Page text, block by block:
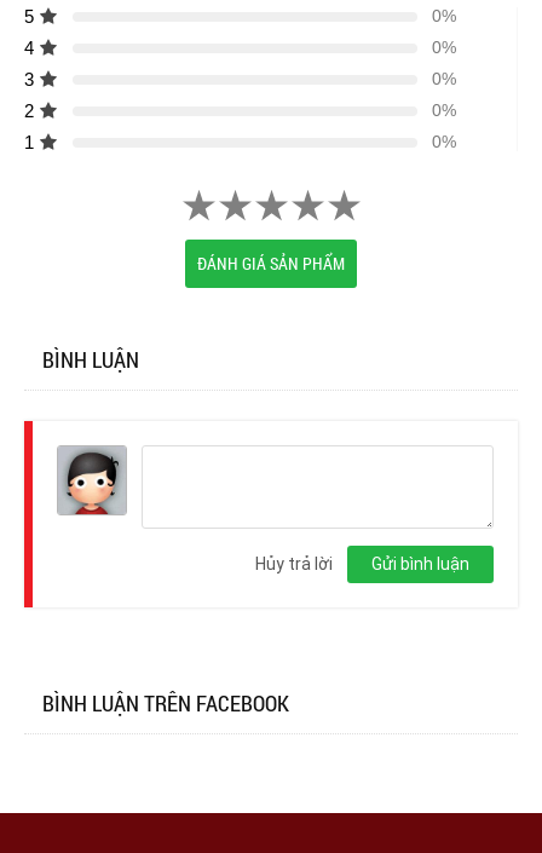
5 0%
4 0%
3 0%
2 0%
1 0%
ĐÁNH GIÁ SẢN PHẨM
BÌNH LUẬN
Gửi bình luận
Hủy trả lời
BÌNH LUẬN TRÊN FACEBOOK